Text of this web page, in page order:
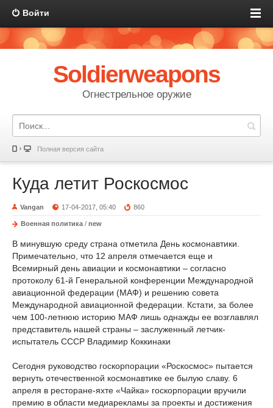
Войти
Soldierweapons
Огнестрельное оружие
Полная версия сайта
Куда летит Роскосмос
Vangan 17-04-2017, 05:40 860
Военная политика / new
В минувшую среду страна отметила День космонавтики.
Примечательно, что 12 апреля отмечается еще и
Всемирный день авиации и космонавтики – согласно
протоколу 61-й Генеральной конференции Международной
авиационной федерации (МАФ) и решению совета
Международной авиационной федерации. Кстати, за более
чем 100-летнюю историю МАФ лишь однажды ее возглавлял
представитель нашей страны – заслуженный летчик-
испытатель СССР Владимир Коккинаки
Сегодня руководство госкорпорации «Роскосмос» пытается
вернуть отечественной космонавтике ее былую славу. 6
апреля в ресторане-яхте «Чайка» госкорпорации вручили
премию в области медиарекламы за проекты и достижения